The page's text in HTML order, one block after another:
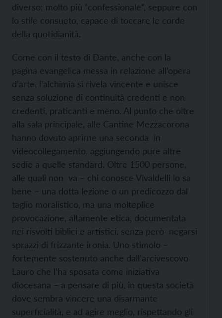
diverso: molto più “confessionale”, seppure con
lo stile consueto, capace di toccare le corde
della quotidianità.
Come con il testo di Dante, anche con la
pagina evangelica messa in relazione all’opera
d’arte, l’alchimia si rivela vincente e unisce
senza soluzione di continuità credenti e non
credenti, praticanti e meno. Al punto che oltre
alla sala principale, alle Cantine Mezzacorona
hanno dovuto aprirne una seconda in
videocollegamento, aggiungendo pure altre
sedie a quelle standard. Oltre 1500 persone,
alle quali non va – chi conosce Vivaldelli lo sa
bene – una dotta lezione o un predicozzo dal
taglio moralistico, ma una molteplice
provocazione, altamente etica, documentata
nei risvolti biblici e artistici, senza però negarsi
sprazzi di frizzante ironia. Uno stimolo –
fortemente sostenuto anche dall’arcivescovo
Lauro che l’ha sposata come iniziativa
diocesana – a pensare di più, in questa società
dove sembra vincere una disarmante
superficialità, e ad agire meglio, rispettando gli